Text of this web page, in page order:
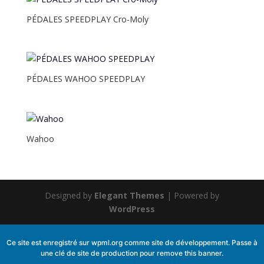
PÉDALES SPEEDPLAY Cro-Moly
PÉDALES WAHOO SPEEDPLAY
Wahoo
Designed by Elegant Themes | Powered by
WordPress
Ce site est enregistré sur wpml.org comme site de développement. Passe à
une clé de site de production pour remove this banner.